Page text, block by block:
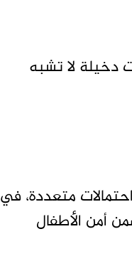
دخيلة لا تشبه
متعددة، في
أمن الأطفال